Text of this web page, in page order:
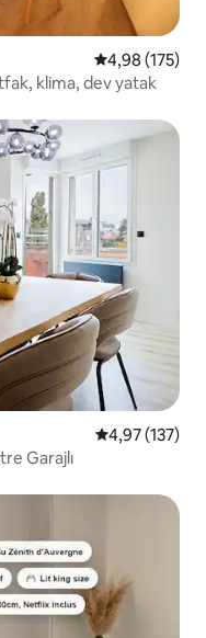
5 üzerinden
4,98 (175)
klima, dev yatak
arasında
5 üzerinden
4,97 (137)
Garajlı